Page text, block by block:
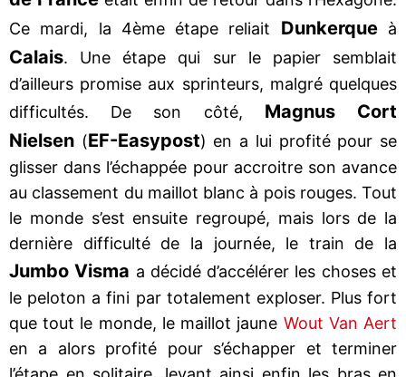
Ce mardi, la 4ème étape reliait Dunkerqueà
Calais. Une étape qui sur le papier semblait
d’ailleurs promise aux sprinteurs, malgré quelques
difficultés. De son côté, Magnus Cort
Nielsen (EF-Easypost) en a lui profité pour se
glisser dans l’échappée pour accroitre son avance
au classement du maillot blanc à pois rouges. Tout
le monde s’est ensuite regroupé, mais lors de la
dernière difficulté de la journée, le train de la
Jumbo Visma a décidé d’accélérer les choses et
le peloton a fini par totalement exploser. Plus fort
que tout le monde, le maillot jaune Wout Van Aert
en a alors profité pour s’échapper et terminer